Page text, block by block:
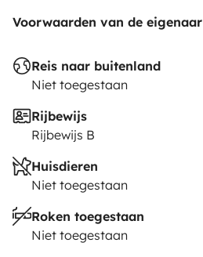
Voorwaarden van de eigenaar
Reis naar buitenland
Niet toegestaan
Rijbewijs
Rijbewijs B
Huisdieren
Niet toegestaan
Roken toegestaan
Niet toegestaan